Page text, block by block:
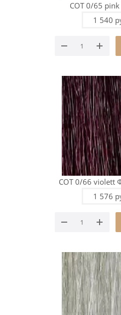
COT 0/65
1 540
COT 0/66 violett
1 576